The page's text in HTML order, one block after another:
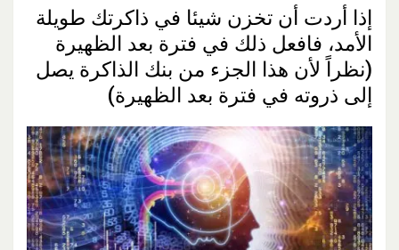
إذا أردت أن تخزن شيئا في ذاكرتك طويلة
الأمد، فافعل ذلك في فترة بعد الظهيرة
(نظراً لأن هذا الجزء من بنك الذاكرة يصل
إلى ذروته في فترة بعد الظهيرة)